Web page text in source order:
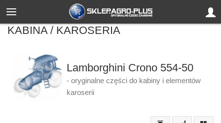
KABINA / KAROSERIA
Lamborghini Crono 554-50
- oryginalne części do kabiny i elementów
karoserii